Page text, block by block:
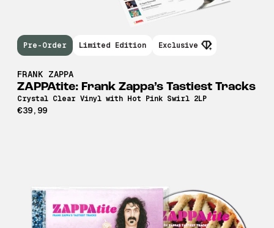
Pre-Order Limited Edition Exclusive
FRANK ZAPPA
ZAPPAtite: Frank Zappa’s Tastiest Tracks
Crystal Clear Vinyl with Hot Pink Swirl 2LP
€39,99